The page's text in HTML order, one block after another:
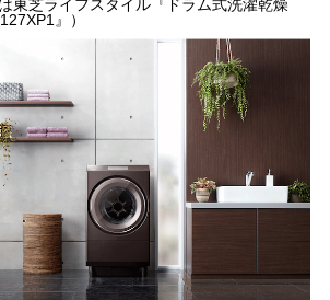
東芝ライフスタイル『ドラム式洗濯乾燥
』）